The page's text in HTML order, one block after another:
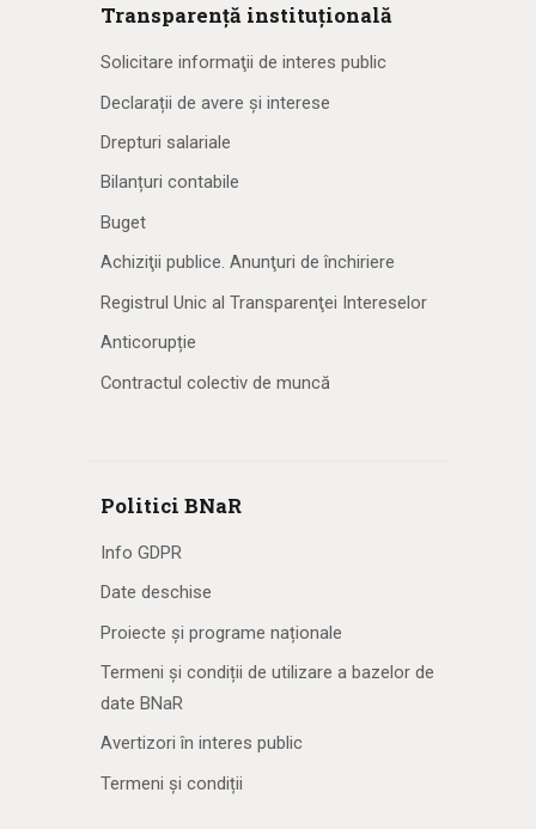
Transparență instituțională
Solicitare informaţii de interes public
Declarații de avere și interese
Drepturi salariale
Bilanțuri contabile
Buget
Achiziţii publice. Anunţuri de închiriere
Registrul Unic al Transparenţei Intereselor
Anticorupție
Contractul colectiv de muncă
Politici BNaR
Info GDPR
Date deschise
Proiecte și programe naționale
Termeni și condiții de utilizare a bazelor de
date BNaR
Avertizori în interes public
Termeni și condiții